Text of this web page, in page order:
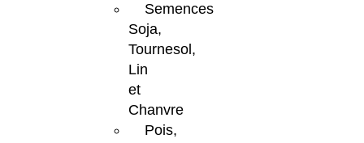
Semences
Soja,
Tournesol,
Lin
et
Chanvre
Pois,